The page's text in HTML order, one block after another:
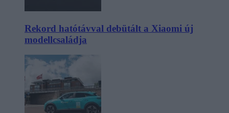
Rekord hatótávval debütált a Xiaomi új
modellcsaládja